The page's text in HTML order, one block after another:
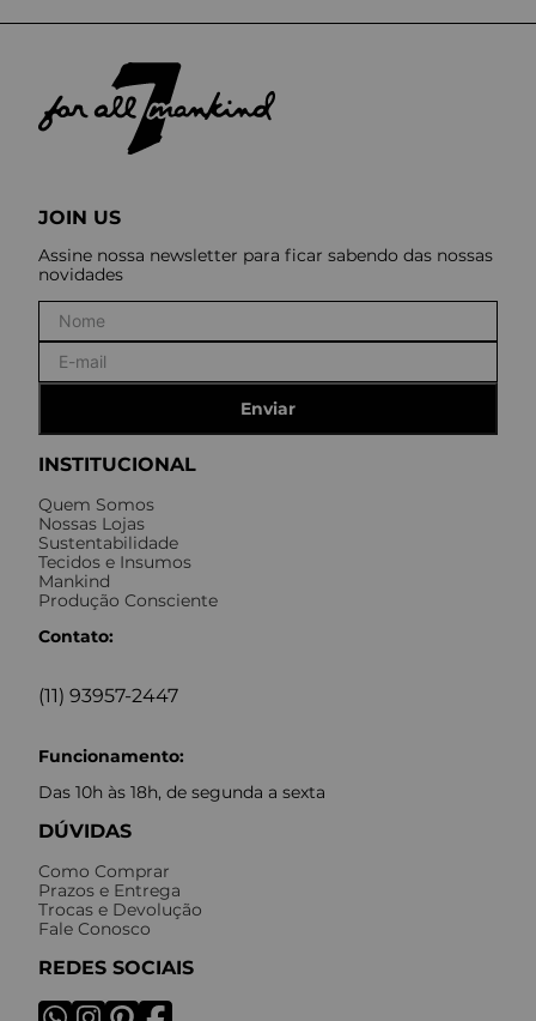
INSTITUCIONAL
Quem Somos
Nossas Lojas
Sustentabilidade
Tecidos e Insumos
Mankind
Produção Consciente
Contato:
(11) 93957-2447
Funcionamento:
Das 10h às 18h, de segunda a sexta
DÚVIDAS
Como Comprar
Prazos e Entrega
Trocas e Devolução
Fale Conosco
REDES SOCIAIS
JOIN US
Assine nossa newsletter para ficar sabendo das nossas
novidades
Enviar